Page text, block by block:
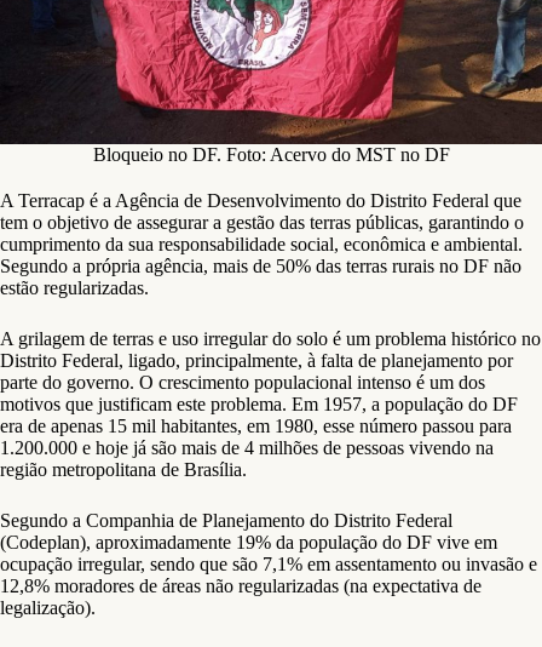
Bloqueio no DF. Foto: Acervo do MST no DF
A Terracap é a Agência de Desenvolvimento do Distrito Federal que
tem o objetivo de assegurar a gestão das terras públicas, garantindo o
cumprimento da sua responsabilidade social, econômica e ambiental.
Segundo a própria agência, mais de 50% das terras rurais no DF não
estão regularizadas.
A grilagem de terras e uso irregular do solo é um problema histórico no
Distrito Federal, ligado, principalmente, à falta de planejamento por
parte do governo. O crescimento populacional intenso é um dos
motivos que justificam este problema. Em 1957, a população do DF
era de apenas 15 mil habitantes, em 1980, esse número passou para
1.200.000 e hoje já são mais de 4 milhões de pessoas vivendo na
região metropolitana de Brasília.
Segundo a Companhia de Planejamento do Distrito Federal
(Codeplan), aproximadamente 19% da população do DF vive em
ocupação irregular, sendo que são 7,1% em assentamento ou invasão e
12,8% moradores de áreas não regularizadas (na expectativa de
legalização).